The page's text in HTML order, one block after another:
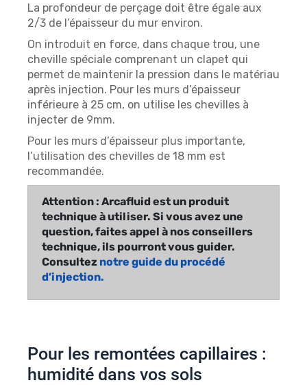
La profondeur de perçage doit être égale aux
2/3 de l’épaisseur du mur environ.
On introduit en force, dans chaque trou, une
cheville spéciale comprenant un clapet qui
permet de maintenir la pression dans le matériau
après injection. Pour les murs d’épaisseur
inférieure à 25 cm, on utilise les chevilles à
injecter de 9mm.
Pour les murs d’épaisseur plus importante,
l’utilisation des chevilles de 18 mm est
recommandée.
Attention : Arcafluid est un produit
technique à utiliser. Si vous avez une
question, faites appel à nos conseillers
technique, ils pourront vous guider.
Consultez notre guide du procédé
d’injection.
Pour les remontées capillaires :
humidité dans vos sols